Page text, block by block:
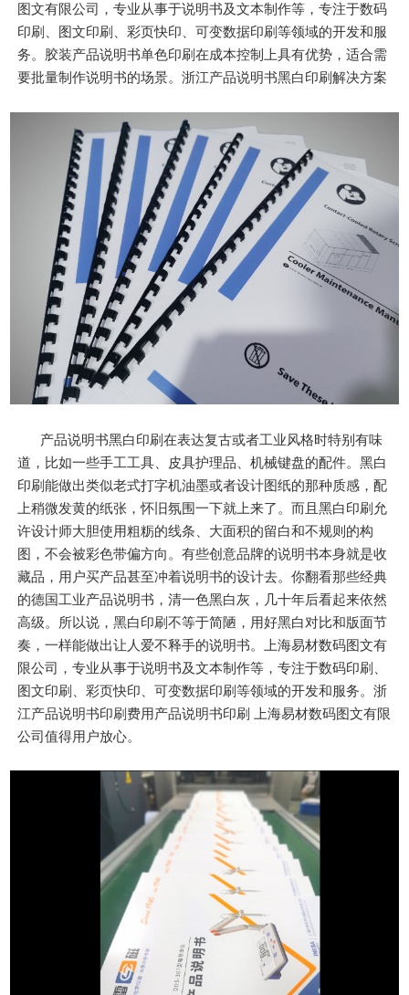
图文有限公司，专业从事于说明书及文本制作等，专注于数码
印刷、图文印刷、彩页快印、可变数据印刷等领域的开发和服
务。胶装产品说明书单色印刷在成本控制上具有优势，适合需
要批量制作说明书的场景。浙江产品说明书黑白印刷解决方案
产品说明书黑白印刷在表达复古或者工业风格时特别有味
道，比如一些手工工具、皮具护理品、机械键盘的配件。黑白
印刷能做出类似老式打字机油墨或者设计图纸的那种质感，配
上稍微发黄的纸张，怀旧氛围一下就上来了。而且黑白印刷允
许设计师大胆使用粗粝的线条、大面积的留白和不规则的构
图，不会被彩色带偏方向。有些创意品牌的说明书本身就是收
藏品，用户买产品甚至冲着说明书的设计去。你翻看那些经典
的德国工业产品说明书，清一色黑白灰，几十年后看起来依然
高级。所以说，黑白印刷不等于简陋，用好黑白对比和版面节
奏，一样能做出让人爱不释手的说明书。上海易材数码图文有
限公司，专业从事于说明书及文本制作等，专注于数码印刷、
图文印刷、彩页快印、可变数据印刷等领域的开发和服务。浙
江产品说明书印刷费用产品说明书印刷 上海易材数码图文有限
公司值得用户放心。